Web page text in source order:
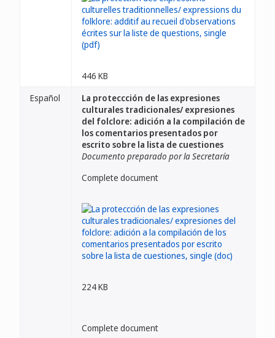
446 KB
Español
La proteccción de las expresiones
culturales tradicionales/ expresiones
del folclore: adición a la compilación de
los comentarios presentados por
escrito sobre la lista de cuestiones
Documento preparado por la Secretaría
Complete document
224 KB
Complete document